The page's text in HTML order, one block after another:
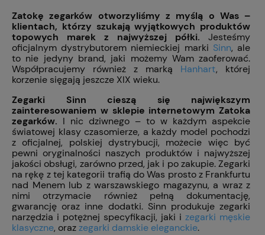
Zatokę zegarków otworzyliśmy z myślą o Was –
klientach, którzy szukają wyjątkowych produktów
topowych marek z najwyższej półki.Jesteśmy
oficjalnym dystrybutorem niemieckiej marki Sinn, ale
to nie jedyny brand, jaki możemy Wam zaoferować.
Współpracujemy również z marką Hanhart, której
korzenie sięgają jeszcze XIX wieku.
Zegarki Sinn cieszą się największym
zainteresowaniem w sklepie internetowym Zatoka
zegarków. I nic dziwnego – to w każdym aspekcie
światowej klasy czasomierze, a każdy model pochodzi
z oficjalnej, polskiej dystrybucji, możecie więc być
pewni oryginalności naszych produktów i najwyższej
jakości obsługi, zarówno przed, jak i po zakupie. Zegarki
na rękę z tej kategorii trafią do Was prosto z Frankfurtu
nad Menem lub z warszawskiego magazynu, a wraz z
nimi otrzymacie również pełną dokumentację,
gwarancję oraz inne dodatki. Sinn produkuje zegarki
narzędzia i potężnej specyfikacji, jaki izegarki męskie
klasyczne, orazzegarki damskie eleganckie.